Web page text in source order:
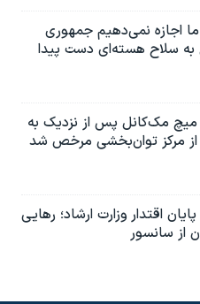
اجازه نمی‌دهیم جمهوری
به سلاح هسته‌ای دست پیدا
میچ مک‌کانل پس از نزدیک به
از مرکز توان‌بخشی مرخص شد
اقتدار وزارت ارشاد؛ رهایی
از سانسور